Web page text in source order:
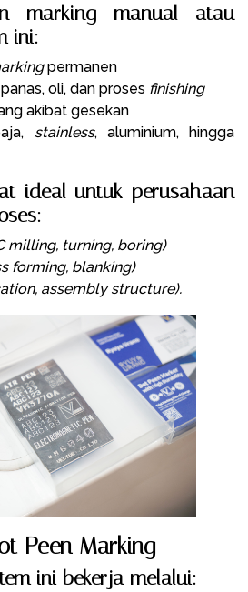
marking manual atau
ini:
permanen
oli, dan proses finishing
akibat gesekan
stainless, aluminium, hingga
ideal untuk perusahaan
milling, turning, boring)
forming, blanking)
assembly structure).
Peen Marking
ini bekerja melalui: